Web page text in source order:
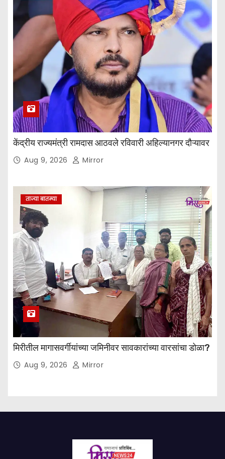
केंद्रीय राज्यमंत्री रामदास आठवले रविवारी अहिल्यानगर दौऱ्यावर
Aug 9, 2026 Mirror
ताज्या बातम्या
मिरीतील मागासवर्गीयांच्या जमिनीवर सावकारांच्या वारसांचा डोळा?
Aug 9, 2026 Mirror